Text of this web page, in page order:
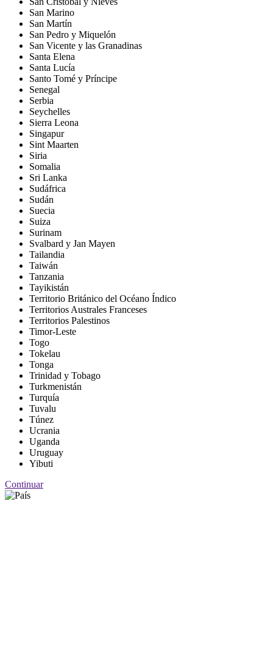
San Marino
San Martín
San Pedro y Miquelón
San Vicente y las Granadinas
Santa Elena
Santa Lucía
Santo Tomé y Príncipe
Senegal
Serbia
Seychelles
Sierra Leona
Singapur
Sint Maarten
Siria
Somalia
Sri Lanka
Sudáfrica
Sudán
Suecia
Suiza
Surinam
Svalbard y Jan Mayen
Tailandia
Taiwán
Tanzania
Tayikistán
Territorio Británico del Océano Índico
Territorios Australes Franceses
Territorios Palestinos
Timor-Leste
Togo
Tokelau
Tonga
Trinidad y Tobago
Turkmenistán
Turquía
Tuvalu
Túnez
Ucrania
Uganda
Uruguay
Yibuti
Continuar